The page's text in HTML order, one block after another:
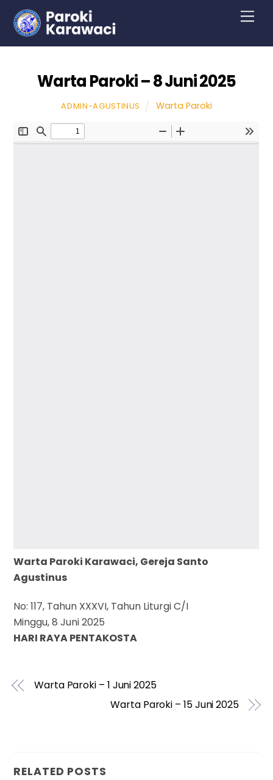
content
Warta Paroki – 8 Juni 2025
ADMIN-AGUSTINUS Warta Paroki
Warta Paroki Karawaci, Gereja Santo
Agustinus
No: 117, Tahun XXXVI, Tahun Liturgi C/I
Minggu, 8 Juni 2025
HARI RAYA PENTAKOSTA
Warta Paroki – 1 Juni 2025
Warta Paroki – 15 Juni 2025
RELATED POSTS